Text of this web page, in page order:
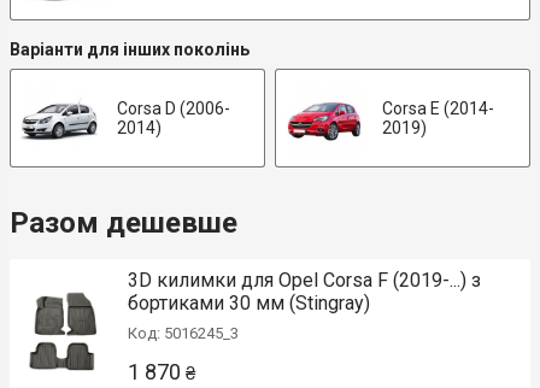
Варіанти для інших поколінь
Corsa D (2006-
2014)
Corsa E (2014-
2019)
Разом дешевше
3D килимки для Opel Corsa F (2019-...) з
бортиками 30 мм (Stingray)
Код: 5016245_3
1 870 ₴